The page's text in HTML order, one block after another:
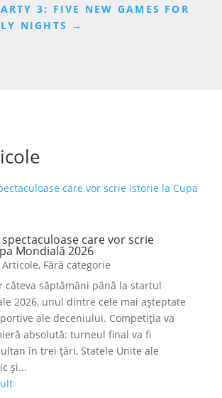
3: FIVE NEW GAMES FOR
NIGHTS →
care vor scrie
Mondială 2026
Articole, Fără categorie
câteva săptămâni până la startul
2026, unul dintre cele mai așteptate
ale deceniului. Competiția va
absolută: turneul final va fi
în trei țări, Statele Unite ale
și...